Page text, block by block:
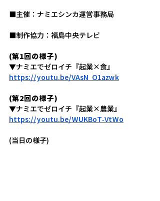
■主催：ナミエシンカ運営事務局
■制作協力：福島中央テレビ
(第1回の様子)
▼ナミエでゼロイチ『起業×食』
https://youtu.be/VAsN_O1azwk
(第2回の様子)
▼ナミエでゼロイチ『起業×農業』
https://youtu.be/WUKBoT-VtWo
(当日の様子)